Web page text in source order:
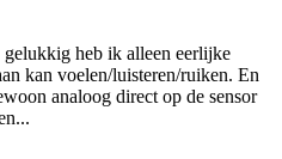
heb ik alleen eerlijke
kan voelen/luisteren/ruiken. En
analoog direct op de sensor